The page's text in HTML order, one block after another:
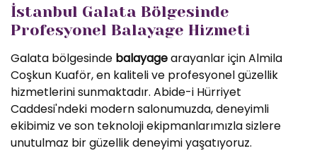
İstanbul Galata Bölgesinde
Profesyonel Balayage Hizmeti
Galata bölgesinde balayagearayanlar için Almila
Coşkun Kuaför, en kaliteli ve profesyonel güzellik
hizmetlerini sunmaktadır. Abide-i Hürriyet
Caddesi'ndeki modern salonumuzda, deneyimli
ekibimiz ve son teknoloji ekipmanlarımızla sizlere
unutulmaz bir güzellik deneyimi yaşatıyoruz.